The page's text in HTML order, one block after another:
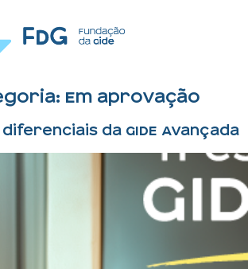
Em aprovação
da GIDE Avançada